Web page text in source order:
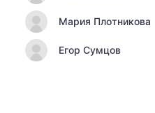
Мария Плотникова
Егор Сумцов